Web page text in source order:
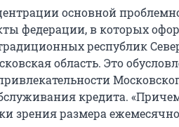
основной
федерации, в которых
республик
область. Это
кредита.
зрения размера